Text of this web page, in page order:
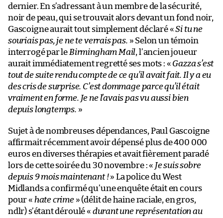
dernier. En s’adressant à un membre de la sécurité,
noir de peau, qui se trouvait alors devant un fond noir,
Gascoigne aurait tout simplement déclaré «Si tu ne
souriais pas, je ne te verrais pas. » Selon un témoin
interrogé par le Birmingham Mail, l’ancien joueur
aurait immédiatement regretté ses mots : « Gazza s’est
tout de suite rendu compte de ce qu’il avait fait. Il y a eu
des cris de surprise. C’est dommage parce qu’il était
vraiment en forme. Je ne l’avais pas vu aussi bien
depuis longtemps. »
Sujet à de nombreuses dépendances, Paul Gascoigne
affirmait récemment avoir dépensé plus de 400 000
euros en diverses thérapies et avait fièrement paradé
lors de cette soirée du 30 novembre : « Je suis sobre
depuis 9 mois maintenant !» La police du West
Midlands a confirmé qu’une enquête était en cours
pour « hate crime» (délit de haine raciale, en gros,
ndlr) s’étant déroulé « durant une représentation au